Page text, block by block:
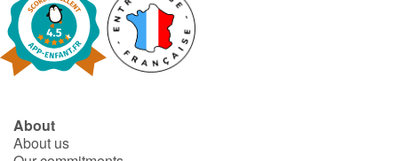
French book lists for children
Reading for children
Dyslexia and reading disorders
About
About us